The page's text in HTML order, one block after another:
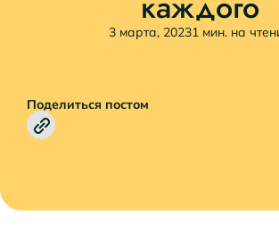
3 марта, 20231 мин. на
Поделиться постом